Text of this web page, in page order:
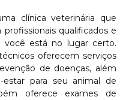
clínica veterinária que
qualificados e
você está no lugar certo.
oferecem serviços
de doenças, além
para seu animal de
oferece exames de